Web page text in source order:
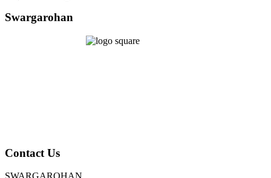
Swargarohan
Contact Us